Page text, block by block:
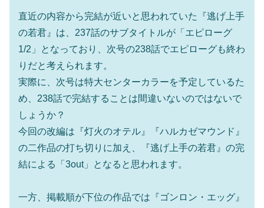
直近の内容から完結が近いと思われていた『逃げ上手
の若君』は、237話のサブタイトルが「エピローグ
1/2」となっており、次号の238話でエピローグも終わ
りだと考えられます。
実際に、次号は特大センターカラーを予定しているた
め、238話で完結することは間違いないのではないで
しょうか？
今回の改編は『灯火のオテル』『ハルカゼマウンド』
の二作品の打ち切りに加え、『逃げ上手の若君』の完
結による「3out」となると思われます。
一方、掲載順が下位の作品では『ゴンロン・エッグ』